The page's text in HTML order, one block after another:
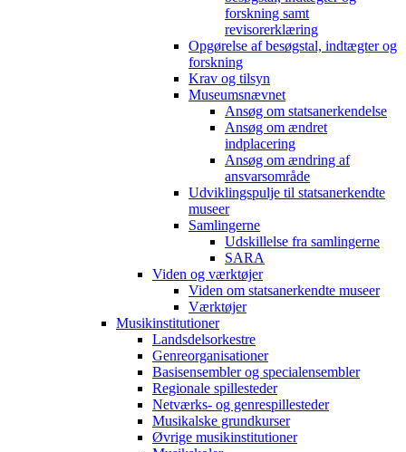
forskning samt
revisorerklæring
Opgørelse af besøgstal, indtægter og
forskning
Krav og tilsyn
Museumsnævnet
Ansøg om statsanerkendelse
Ansøg om ændret
indplacering
Ansøg om ændring af
ansvarsområde
Udviklingspulje til statsanerkendte
museer
Samlingerne
Udskillelse fra samlingerne
SARA
Viden og værktøjer
Viden om statsanerkendte museer
Værktøjer
Musikinstitutioner
Landsdelsorkestre
Genreorganisationer
Basisensembler og specialensembler
Regionale spillesteder
Netværks- og genrespillesteder
Musikalske grundkurser
Øvrige musikinstitutioner